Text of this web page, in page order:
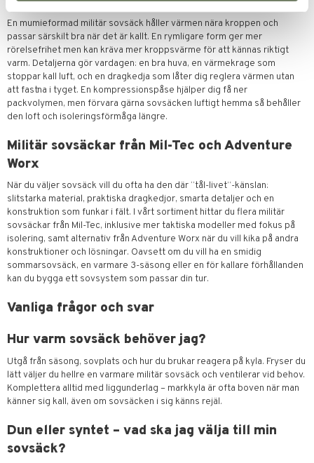
En mumieformad militär sovsäck håller värmen nära kroppen och
passar särskilt bra när det är kallt. En rymligare form ger mer
rörelsefrihet men kan kräva mer kroppsvärme för att kännas riktigt
varm. Detaljerna gör vardagen: en bra huva, en värmekrage som
stoppar kall luft, och en dragkedja som låter dig reglera värmen utan
att fastna i tyget. En kompressionspåse hjälper dig få ner
packvolymen, men förvara gärna sovsäcken luftigt hemma så behåller
den loft och isoleringsförmåga längre.
Militär sovsäckar från Mil-Tec och Adventure
Worx
När du väljer sovsäck vill du ofta ha den där “tål-livet”-känslan:
slitstarka material, praktiska dragkedjor, smarta detaljer och en
konstruktion som funkar i fält. I vårt sortiment hittar du flera militär
sovsäckar från Mil-Tec, inklusive mer taktiska modeller med fokus på
isolering, samt alternativ från Adventure Worx när du vill kika på andra
konstruktioner och lösningar. Oavsett om du vill ha en smidig
sommarsovsäck, en varmare 3-säsong eller en för kallare förhållanden
kan du bygga ett sovsystem som passar din tur.
Vanliga frågor och svar
Hur varm sovsäck behöver jag?
Utgå från säsong, sovplats och hur du brukar reagera på kyla. Fryser du
lätt väljer du hellre en varmare militär sovsäck och ventilerar vid behov.
Komplettera alltid med liggunderlag – markkyla är ofta boven när man
känner sig kall, även om sovsäcken i sig känns rejäl.
Dun eller syntet – vad ska jag välja till min
sovsäck?